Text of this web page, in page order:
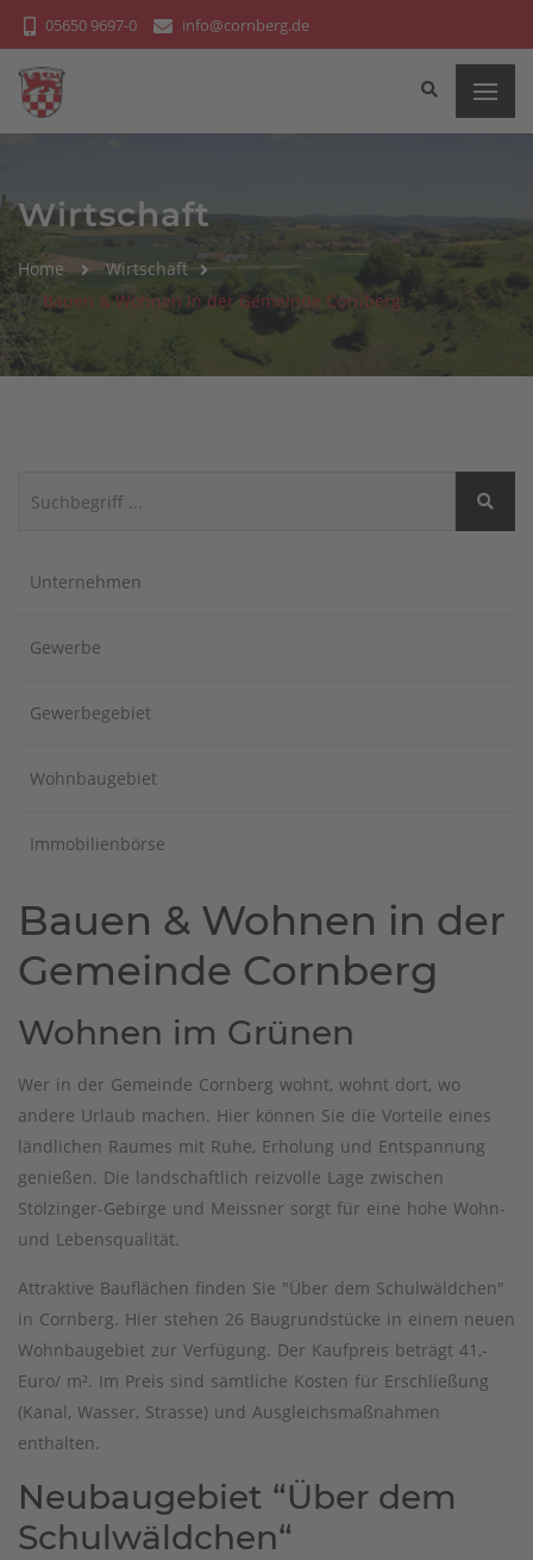
Bitte
beachten
Sie:
Diese
Website
ein
Barrierefreiheitssystem.
05650 9697-0 info@cornberg.de
Wirtschaft
Home
Wirtschaft
Bauen & Wohnen in der Gemeinde Cornberg
Unternehmen
Gewerbe
Gewerbegebiet
Wohnbaugebiet
Immobilienbörse
Bauen & Wohnen in der
Gemeinde Cornberg
Wohnen im Grünen
Wer in der Gemeinde Cornberg wohnt, wohnt dort, wo
andere Urlaub machen. Hier können Sie die Vorteile eines
ländlichen Raumes mit Ruhe, Erholung und Entspannung
genießen. Die landschaftlich reizvolle Lage zwischen
Stölzinger-Gebirge und Meissner sorgt für eine hohe Wohn-
und Lebensqualität.
Attraktive Bauflächen finden Sie "Über dem Schulwäldchen"
in Cornberg. Hier stehen 26 Baugrundstücke in einem neuen
Wohnbaugebiet zur Verfügung. Der Kaufpreis beträgt 41,-
Euro/ m². Im Preis sind sämtliche Kosten für Erschließung
(Kanal, Wasser, Strasse) und Ausgleichsmaßnahmen
enthalten.
Neubaugebiet “Über dem
Schulwäldchen“